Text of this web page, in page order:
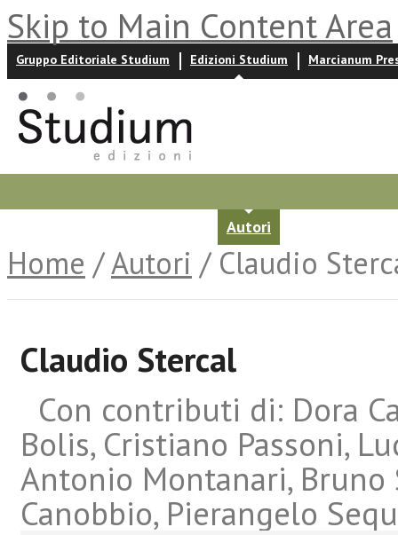
Skip to Main Content Area
Gruppo Editoriale Studium Edizioni Studium Marcianum
Autori
Home /Autori / Claudio
Claudio Stercal
Con contributi di: Dora
Bolis, Cristiano Passoni,
Antonio Montanari, Bruno
Canobbio, Pierangelo